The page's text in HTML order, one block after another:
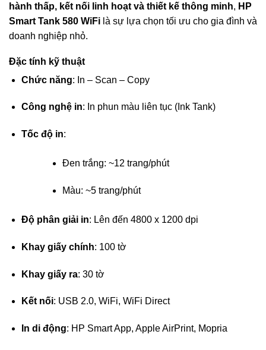
hành thấp, kết nối linh hoạt và thiết kế thông minh, HP
Smart Tank 580 WiFi là sự lựa chọn tối ưu cho gia đình và
doanh nghiệp nhỏ.
Đặc tính kỹ thuật
Chức năng: In – Scan – Copy
Công nghệ in: In phun màu liên tục (Ink Tank)
Tốc độ in:
Đen trắng: ~12 trang/phút
Màu: ~5 trang/phút
Độ phân giải in: Lên đến 4800 x 1200 dpi
Khay giấy chính: 100 tờ
Khay giấy ra: 30 tờ
Kết nối: USB 2.0, WiFi, WiFi Direct
In di động: HP Smart App, Apple AirPrint, Mopria